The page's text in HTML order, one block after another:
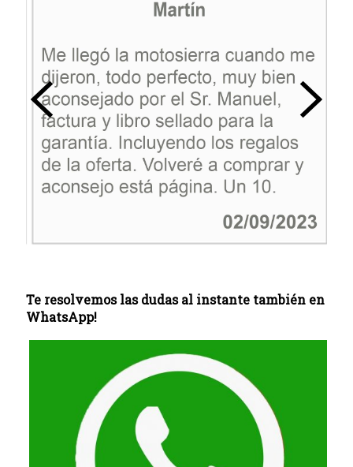
Te resolvemos las dudas al instante también en
WhatsApp!